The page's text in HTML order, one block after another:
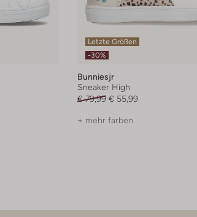
Letzte Größen
-30%
Bunniesjr
Sneaker High
€ 79,99 € 55,99
+ mehr farben